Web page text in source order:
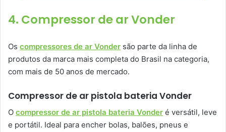
4. Compressor de ar Vonder
Os compressores de ar Vonder são parte da linha de
produtos da marca mais completa do Brasil na categoria,
com mais de 50 anos de mercado.
Compressor de ar pistola bateria Vonder
O compressor de ar pistola bateria Vonder é versátil, leve
e portátil. Ideal para encher bolas, balões, pneus e